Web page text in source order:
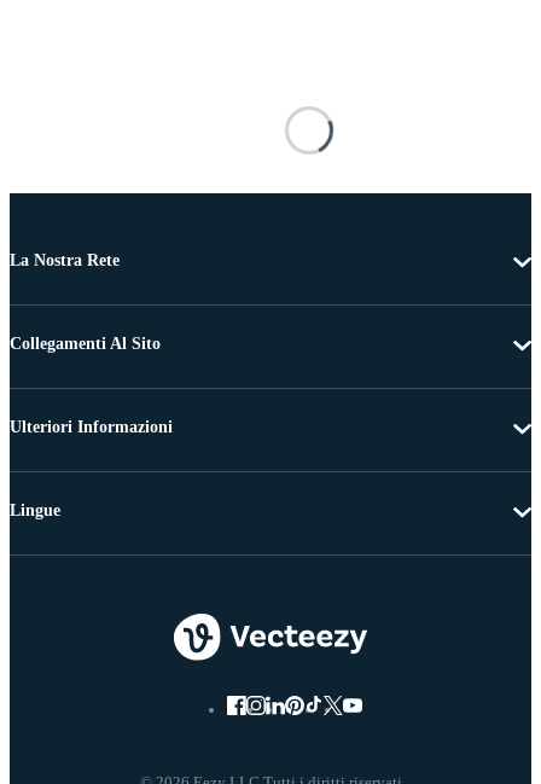
La Nostra Rete
Collegamenti Al Sito
Ulteriori Informazioni
Lingue